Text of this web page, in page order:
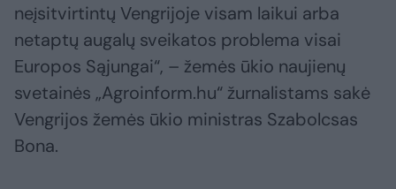
neįsitvirtintų Vengrijoje visam laikui arba
netaptų augalų sveikatos problema visai
Europos Sąjungai“, – žemės ūkio naujienų
svetainės „Agroinform.hu“ žurnalistams sakė
Vengrijos žemės ūkio ministras Szabolcsas
Bona.